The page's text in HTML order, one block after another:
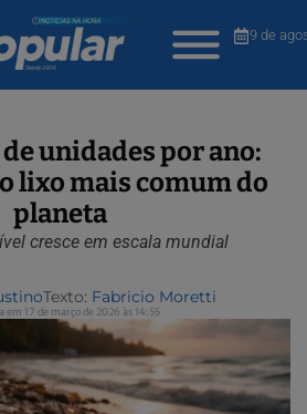
9 de
unidades por ano:
lixo mais comum do
planeta
cresce em escala mundial
Texto: Fabricio Moretti
em 17 de março de 2026 às 14:55